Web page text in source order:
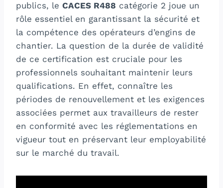
publics, le CACES R488 catégorie 2 joue un
rôle essentiel en garantissant la sécurité et
la compétence des opérateurs d’engins de
chantier. La question de la durée de validité
de ce certification est cruciale pour les
professionnels souhaitant maintenir leurs
qualifications. En effet, connaître les
périodes de renouvellement et les exigences
associées permet aux travailleurs de rester
en conformité avec les réglementations en
vigueur tout en préservant leur employabilité
sur le marché du travail.